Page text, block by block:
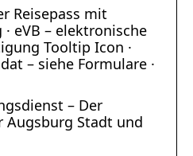
Reisepass mit
eVB – elektronische
Tooltip Icon ·
– siehe Formulare ·
– Der
Augsburg Stadt und